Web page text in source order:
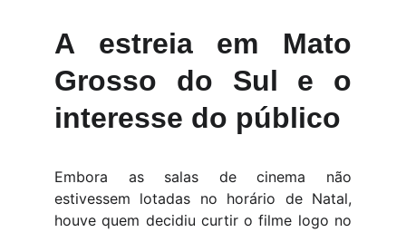
A estreia em Mato
Grosso do Sul e o
interesse do público
Embora as salas de cinema não
estivessem lotadas no horário de Natal,
houve quem decidiu curtir o filme logo no